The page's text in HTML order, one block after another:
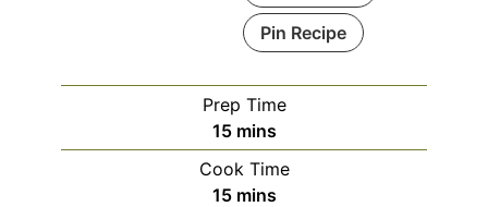
Pin Recipe
Prep Time
15minutes
mins
Cook Time
15minutes
mins